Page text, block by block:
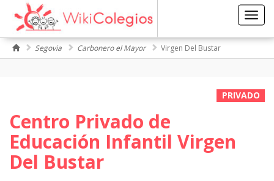
Segovia Carbonero el Mayor Virgen Del Bustar
PRIVADO
Centro Privado de
Educación Infantil Virgen
Del Bustar